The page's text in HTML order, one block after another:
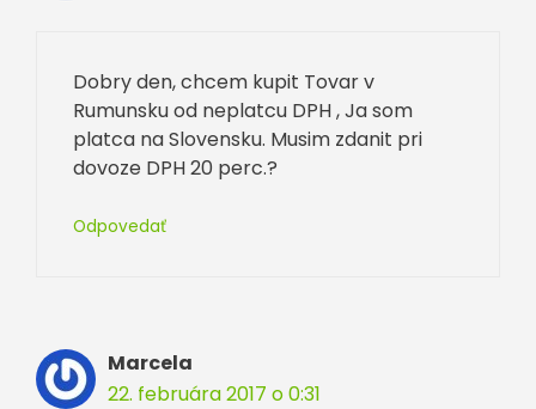
Dobry den, chcem kupit Tovar v
Rumunsku od neplatcu DPH , Ja som
platca na Slovensku. Musim zdanit pri
dovoze DPH 20 perc.?
Odpovedať
Marcela
22. februára 2017 o 0:31